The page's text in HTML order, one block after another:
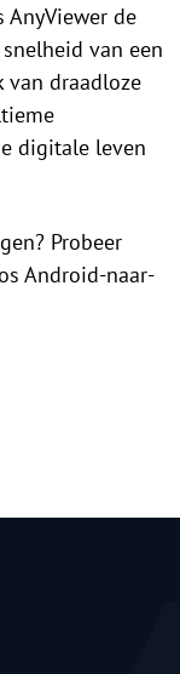
de
van een
van draadloze
digitale leven
Probeer
Android-naar-